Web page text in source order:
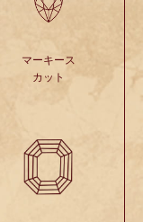
マーキース
カット